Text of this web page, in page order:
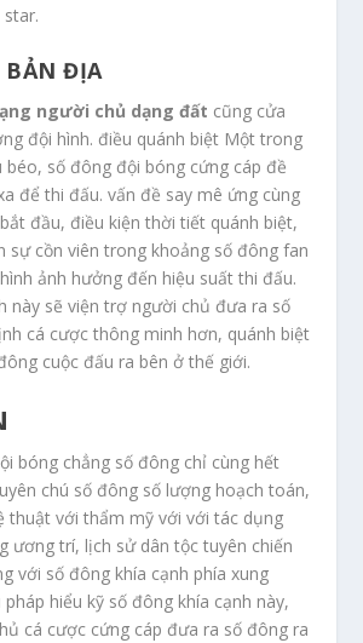
ĐỊA
người chủ dạng đất cũng cửa
đội hình. điều quánh biệt Một trong
béo, số đông đội bóng cứng cáp đề
để thi đấu. vấn đề say mê ứng cùng
đầu, điều kiện thời tiết quánh biệt,
sự cồn viên trong khoảng số đông fan
ảnh hưởng đến hiệu suất thi đấu.
này sẽ viện trợ người chủ đưa ra số
cá cược thông minh hơn, quánh biệt
cuộc đấu ra bên ở thế giới.
bóng chẳng số đông chỉ cùng hết
chú số đông số lượng hoạch toán,
thuật với thẩm mỹ với với tác dụng
ương trí, lịch sử dân tộc tuyên chiến
với số đông khía cạnh phía xung
pháp hiểu kỹ số đông khía cạnh này,
cá cược cứng cáp đưa ra số đông ra